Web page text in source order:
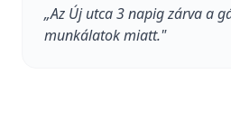
„Az Új utca 3 napig zárva a
munkálatok miatt."